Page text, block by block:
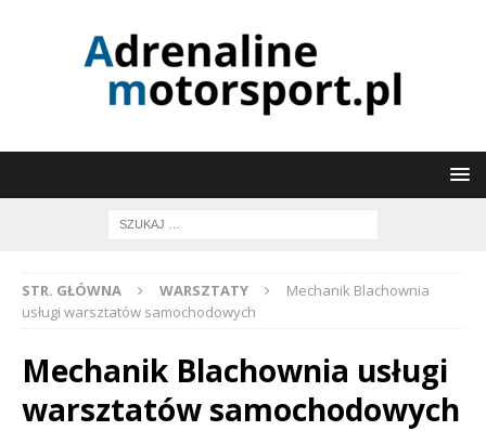
STR. GŁÓWNA WARSZTATY
Mechanik Blachownia
usługi warsztatów samochodowych
Mechanik Blachownia usługi
warsztatów samochodowych